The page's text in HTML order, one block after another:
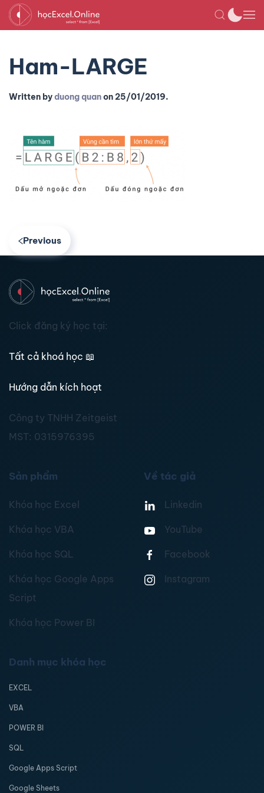
Ham-LARGE
Written byduong quanon25/01/2019.
Previous
Click đăng ký học tại:
Tất cả khoá học 📖
Hướng dẫn kích hoạt
Công ty TNHH Zeitgeist
MST: 0315976395
Sản phẩm
Khóa học Excel
Khóa học VBA
Khóa học SQL
Khóa học Google Apps
Script
Khóa học Power BI
Về tác giả
Linkedin
YouTube
Facebook
Instagram
Danh mục khóa học
EXCEL
VBA
POWER BI
SQL
Google Apps Script
Google Sheets